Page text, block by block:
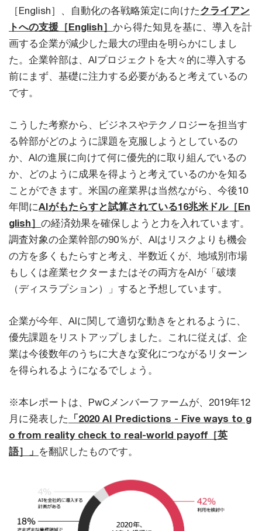
［English］、自動化の各戦略策定に向けたクライアン
トへの支援［English］ から得た知見を基に、導入を計
画する企業が減少した最大の理由を明らかにしまし
た。企業幹部は、AIプロジェクトを大々的に導入する
前にまず、基礎に注力する必要があると考えているの
です。
こうした考察から、ビジネスやテクノロジーを担当す
る幹部がどのように課題を克服しようとしているの
か、AIの進展に向けて何に優先的に取り組んでいるの
か、どのように成果を得ようと考えているのかを知る
ことができます。米国の産業界は当然ながら、今後10
年間にAIがもたらすと試算されている16兆米ドル［En
glish］ の経済効果を確保しようと力を入れています。
調査対象の企業幹部の90％が、AIはリスクよりも機会
の方を多くもたらすと考え、半数近くが、地域別市場
もしくは産業セクターまたはその両方をAIが「破壊
（ディスラプション）」すると予想しています。
企業が今年、AIに関して適切な動きをとれるように、
優先課題をリストアップしました。これに従えば、企
業は今後数年のうちに大きな変化につながるリターン
を得られるようになるでしょう。
※本レポートは、PwCメンバーファームが、2019年12
月に発表した 「2020 AI Predictions - Five ways to g
o from reality check to real-world payoff［英
語］」 を翻訳したものです。